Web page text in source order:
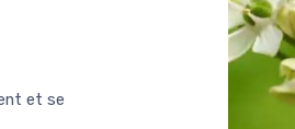
et se